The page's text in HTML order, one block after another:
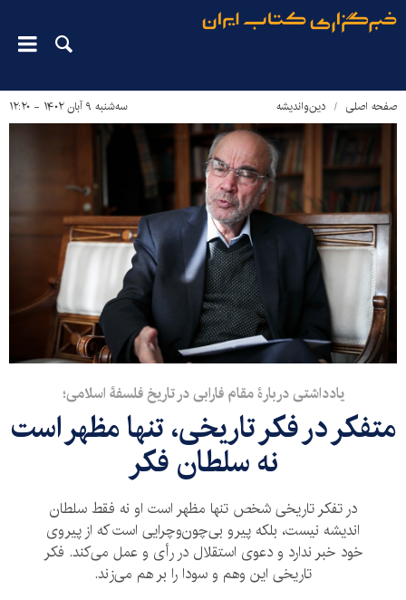
صفحه اصلی دین‌واندیشه سه‌شنبه ۹ آبان ۱۴۰۲ - ۱۲:۲۰
یادداشتی دربارۀ مقام فارابی در تاریخ فلسفۀ اسلامی؛
متفکر در فکر تاریخی، تنها مظهر است
نه سلطان فکر
در تفکر تاریخی شخص تنها مظهر است او نه فقط سلطان
اندیشه نیست، بلکه پیرو بی‌چون‌وچرایی است که از پیروی
خود خبر ندارد و دعوی استقلال در رأی و عمل می‌کند. فکر
تاریخی این وهم و سودا را بر هم می‌زند.